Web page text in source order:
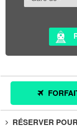
RÉSERVER